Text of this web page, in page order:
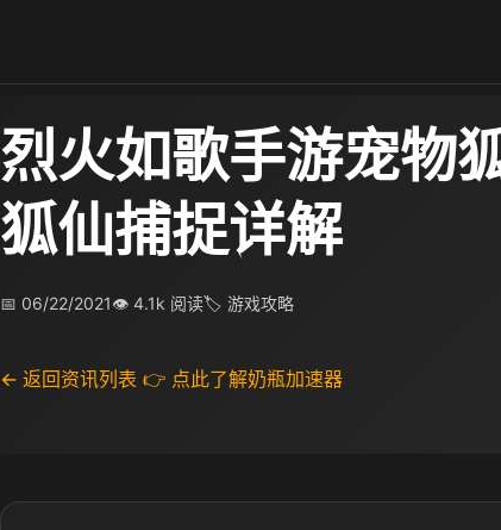
烈火如歌手游宠物
狐仙捕捉详解
📅 06/22/2021👁 4.1k 阅读🏷 游戏攻略
← 返回资讯列表 👉 点此了解奶瓶加速器